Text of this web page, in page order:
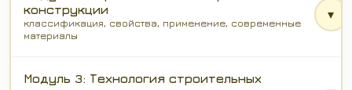
конструкции
классификация, свойства, применение, современные
материалы
▾
Модуль 3: Технология строительных